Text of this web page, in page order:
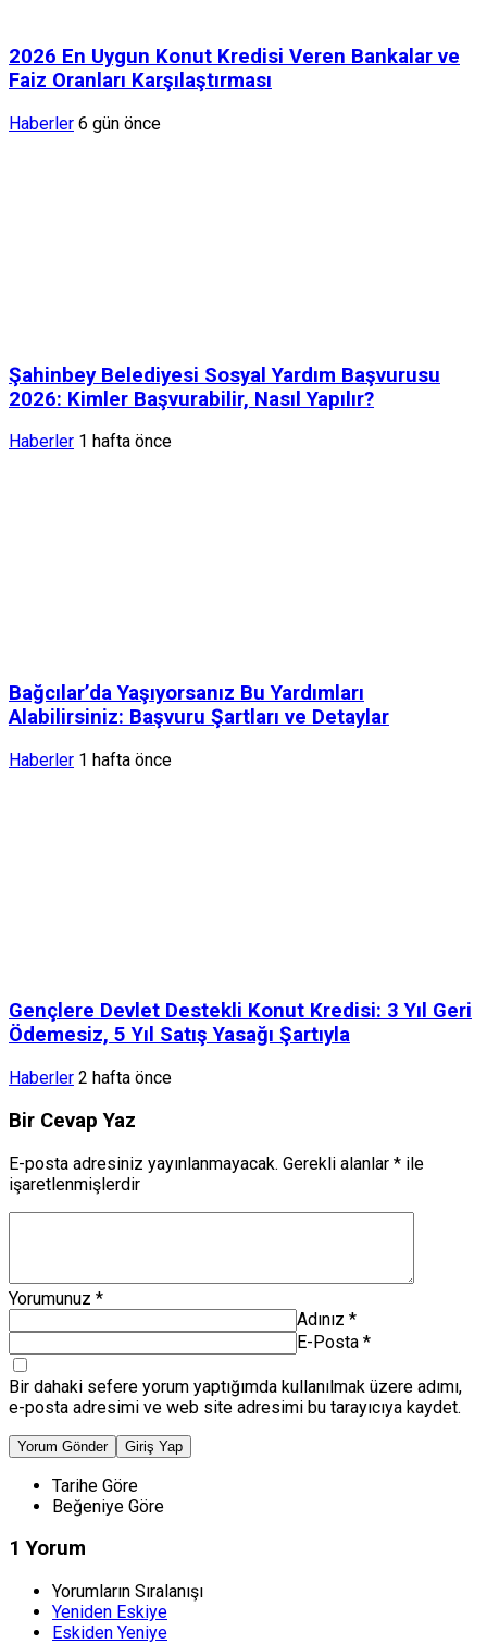
2026 En Uygun Konut Kredisi Veren Bankalar ve
Faiz Oranları Karşılaştırması
Haberler 6 gün önce
Şahinbey Belediyesi Sosyal Yardım Başvurusu
2026: Kimler Başvurabilir, Nasıl Yapılır?
Haberler 1 hafta önce
Bağcılar’da Yaşıyorsanız Bu Yardımları
Alabilirsiniz: Başvuru Şartları ve Detaylar
Haberler 1 hafta önce
Gençlere Devlet Destekli Konut Kredisi: 3 Yıl Geri
Ödemesiz, 5 Yıl Satış Yasağı Şartıyla
Haberler 2 hafta önce
Bir Cevap Yaz
E-posta adresiniz yayınlanmayacak. Gerekli alanlar * ile
işaretlenmişlerdir
Yorumunuz *
Adınız *
E-Posta *
Bir dahaki sefere yorum yaptığımda kullanılmak üzere adımı,
e-posta adresimi ve web site adresimi bu tarayıcıya kaydet.
Yorum Gönder Giriş Yap
Tarihe Göre
Beğeniye Göre
1 Yorum
Yorumların Sıralanışı
Yeniden Eskiye
Eskiden Yeniye